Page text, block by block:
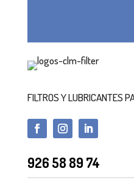
FILTROS Y LUBRICANTES
926 58 89 74